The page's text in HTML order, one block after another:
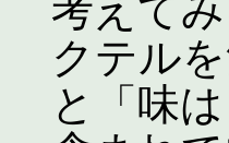
考えて
クテル
と「味